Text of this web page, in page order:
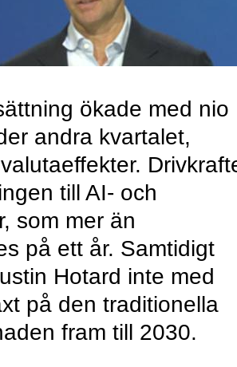
ökade med nio
andra kvartalet,
till AI- och
som mer än
på ett år. Samtidigt
Hotard inte med
på den traditionella
fram till 2030.